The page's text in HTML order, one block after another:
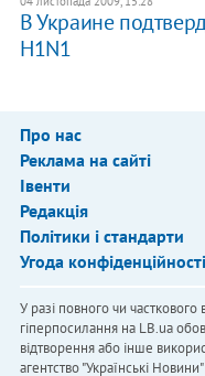
В Украине
Н1N1
Про нас
Реклама на сайті
Івенти
Редакція
Політики і стандарти
Угода конфіденційності
У разі повного чи часткового
гіперпосилання на LB.ua
відтворення або інше
агентство "Українськi